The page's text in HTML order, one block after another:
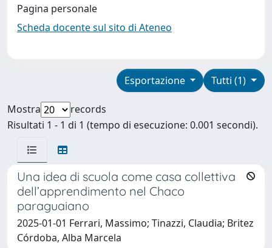
Pagina personale
Scheda docente sul sito di Ateneo
Tutti (1)
Esportazione
Mostra
records
Risultati 1 - 1 di 1 (tempo di esecuzione: 0.001 secondi).
Una idea di scuola come casa collettiva
dell’apprendimento nel Chaco
paraguaiano
2025-01-01 Ferrari, Massimo; Tinazzi, Claudia; Britez
Córdoba, Alba Marcela